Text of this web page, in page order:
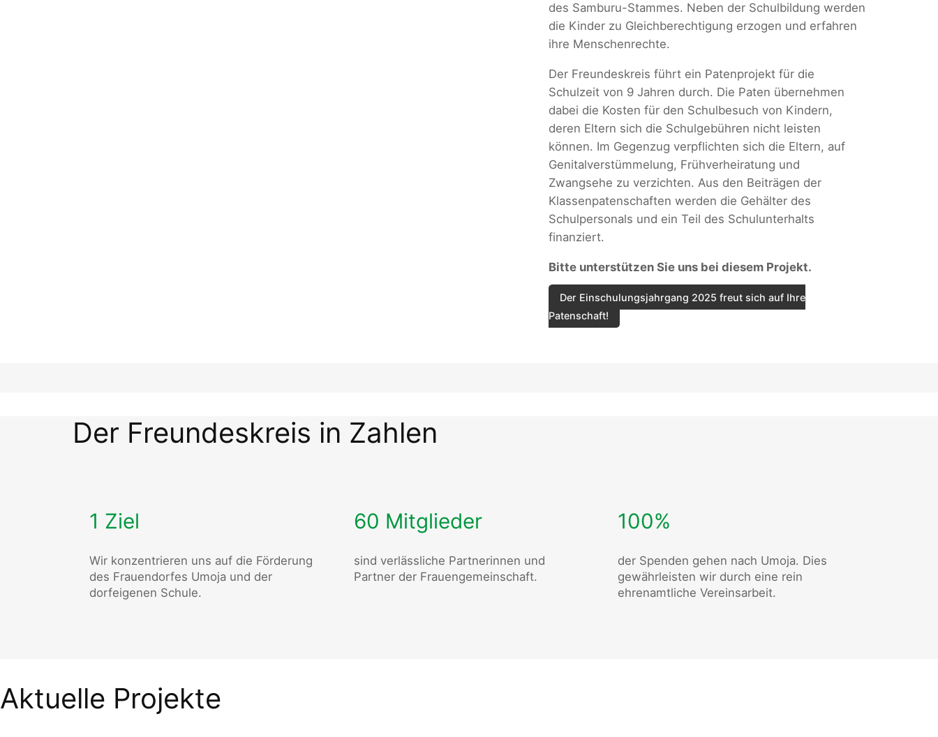
des Samburu-Stammes. Neben der Schulbildung werden
die Kinder zu Gleichberechtigung erzogen und erfahren
ihre Menschenrechte.
Der Freundeskreis führt ein Patenprojekt für die
Schulzeit von 9 Jahren durch. Die Paten übernehmen
dabei die Kosten für den Schulbesuch von Kindern,
deren Eltern sich die Schulgebühren nicht leisten
können. Im Gegenzug verpflichten sich die Eltern, auf
Genitalverstümmelung, Frühverheiratung und
Zwangsehe zu verzichten. Aus den Beiträgen der
Klassenpatenschaften werden die Gehälter des
Schulpersonals und ein Teil des Schulunterhalts
finanziert.
Bitte unterstützen Sie uns bei diesem Projekt.
Der Einschulungsjahrgang 2025 freut sich auf Ihre
Patenschaft!
Der Freundeskreis in Zahlen
1 Ziel
Wir konzentrieren uns auf die Förderung
des Frauendorfes Umoja und der
dorfeigenen Schule.
60 Mitglieder
sind verlässliche Partnerinnen und
Partner der Frauengemeinschaft.
100%
der Spenden gehen nach Umoja. Dies
gewährleisten wir durch eine rein
ehrenamtliche Vereinsarbeit.
Aktuelle Projekte